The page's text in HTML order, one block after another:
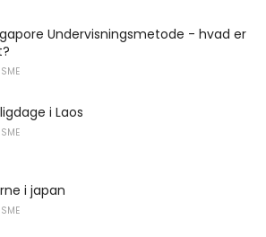
Undervisningsmetode - hvad er
i Laos
i japan